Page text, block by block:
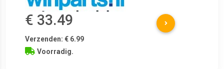
€ 33.49
Verzenden: € 6.99
Voorradig.